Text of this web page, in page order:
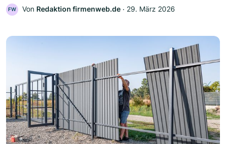
FW Von Redaktion firmenweb.de ‧ 29. März 2026